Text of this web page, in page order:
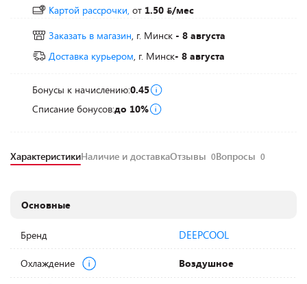
Картой рассрочки, от 1.50
/мес
Заказать в магазин, г. Минск - 8 августа
Доставка курьером, г. Минск- 8 августа
Бонусы к начислению:0.45
Списание бонусов:до 10%
ХарактеристикиНаличие и доставкаОтзывы 0Вопросы 0
Основные
Бренд DEEPCOOL
Охлаждение Воздушное